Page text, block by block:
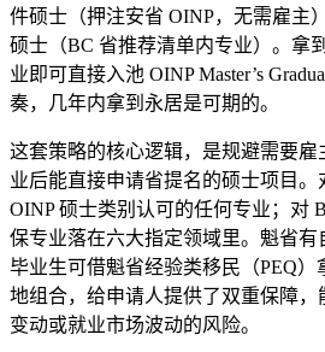
件硕士（押注安省 OINP，无需雇主
硕士（BC 省推荐清单内专业）。拿
业即可直接入池 OINP Master’s
奏，几年内拿到永居是可期的。
这套策略的核心逻辑，是规避需要
业后能直接申请省提名的硕士项目
OINP 硕士类别认可的任何专业；对
保专业落在六大指定领域里。魁省
毕业生可借魁省经验类移民（PEQ
地组合，给申请人提供了双重保障
变动或就业市场波动的风险。